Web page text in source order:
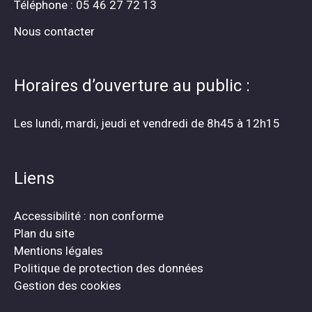
Téléphone : 05 46 27 72 13
Nous contacter
Horaires d’ouverture au public :
Les lundi, mardi, jeudi et vendredi de 8h45 à 12h15
Liens
Accessibilité : non conforme
Plan du site
Mentions légales
Politique de protection des données
Gestion des cookies